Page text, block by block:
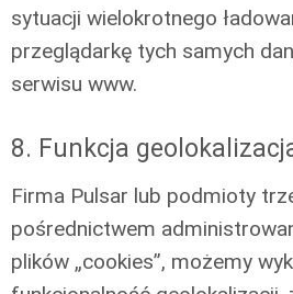
sytuacji wielokrotnego
przeglądarkę tych samych
serwisu www.
8. Funkcja
Firma Pulsar lub podmioty
pośrednictwem
plików „cookies”, możemy